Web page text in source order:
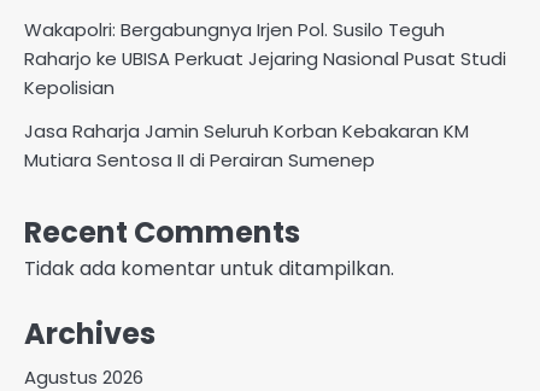
Wakapolri: Bergabungnya Irjen Pol. Susilo Teguh
Raharjo ke UBISA Perkuat Jejaring Nasional Pusat Studi
Kepolisian
Jasa Raharja Jamin Seluruh Korban Kebakaran KM
Mutiara Sentosa II di Perairan Sumenep
Recent Comments
Tidak ada komentar untuk ditampilkan.
Archives
Agustus 2026